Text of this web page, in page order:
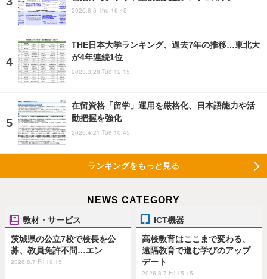
2026.8.6 Thu 16:45
THE日本大学ランキング、過去7年の推移…東北大
が4年連続1位
2023.3.28 Tue 12:15
在留資格「留学」運用を厳格化、日本語能力や活
動把握を強化
2026.4.21 Tue 10:45
ランキングをもっと見る
NEWS CATEGORY
教材・サービス
茨城県の公立7校で校長を公
募、教員免許不問…エン
2026.8.7 Fri 19:15
ICT機器
高校教育はここまで変わる、
遠隔教育で進む学びのアップ
デート
2026.8.7 Fri 15:15